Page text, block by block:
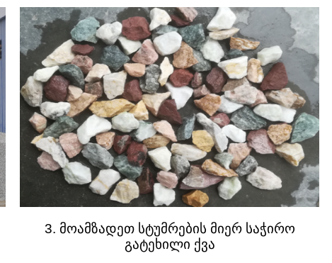
3. მოამზადეთ სტუმრების მიერ საჭირო
გატეხილი ქვა